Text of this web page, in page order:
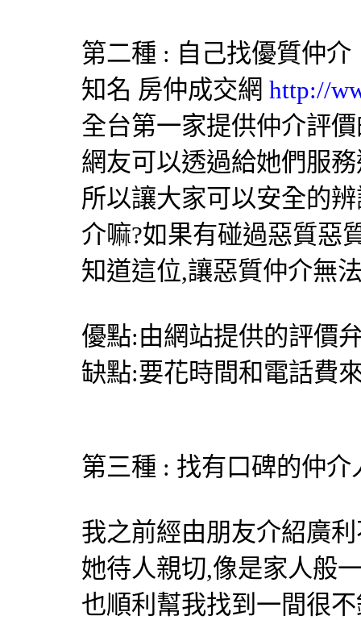
第二種 : 自己找優質仲介
知名 房仲成交網 http://
全台第一家提供仲介評
網友可以透過給她們服
所以讓大家可以安全的
介嘛?如果有碰過惡質惡
知道這位,讓惡質仲介無
優點:由網站提供的評價
缺點:要花時間和電話費
第三種 : 找有口碑的仲介
我之前經由朋友介紹廣
她待人親切,像是家人般
也順利幫我找到一間很